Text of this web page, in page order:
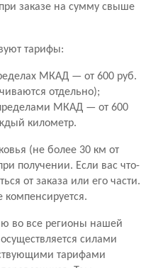
заказе на сумму свыше
тарифы:
МКАД — от 600 руб.
отдельно);
МКАД — от 600
километр.
(не более 30 км от
получении. Если вас что-
от заказа или его части.
компенсируется.
во все регионы нашей
силами
тарифами